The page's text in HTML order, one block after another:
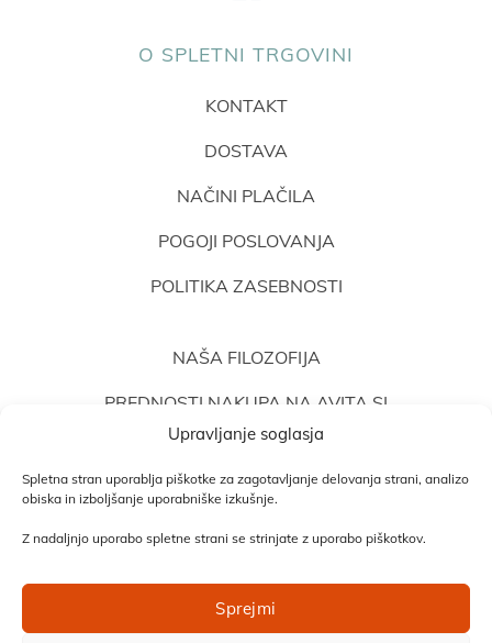
Upravljanje soglasja
Spletna stran uporablja piškotke za zagotavljanje delovanja strani, analizo
obiska in izboljšanje uporabniške izkušnje.
Z nadaljnjo uporabo spletne strani se strinjate z uporabo piškotkov.
Sprejmi
O SPLETNI TRGOVINI
KONTAKT
DOSTAVA
NAČINI PLAČILA
POGOJI POSLOVANJA
POLITIKA ZASEBNOSTI
NAŠA FILOZOFIJA
PREDNOSTI NAKUPA NA AVITA.SI
MNENJA STRANK
MNENJA TERAPEVTOV
MOŽNOSTI PLAČILA
Po povzetju